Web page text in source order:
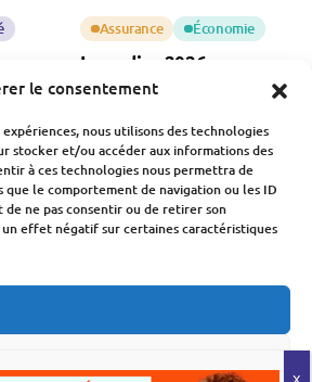
le consentement
nous utilisons des technologies
stocker et/ou accéder aux informations des
à ces technologies nous permettra de
le comportement de navigation ou les ID
de ne pas consentir ou de retirer son
effet négatif sur certaines caractéristiques
une
qui
Assurance Économie
Incendies 2026 : une
facture qui s’élève déjà à
Fabien Monvoisin
6 Août 2026